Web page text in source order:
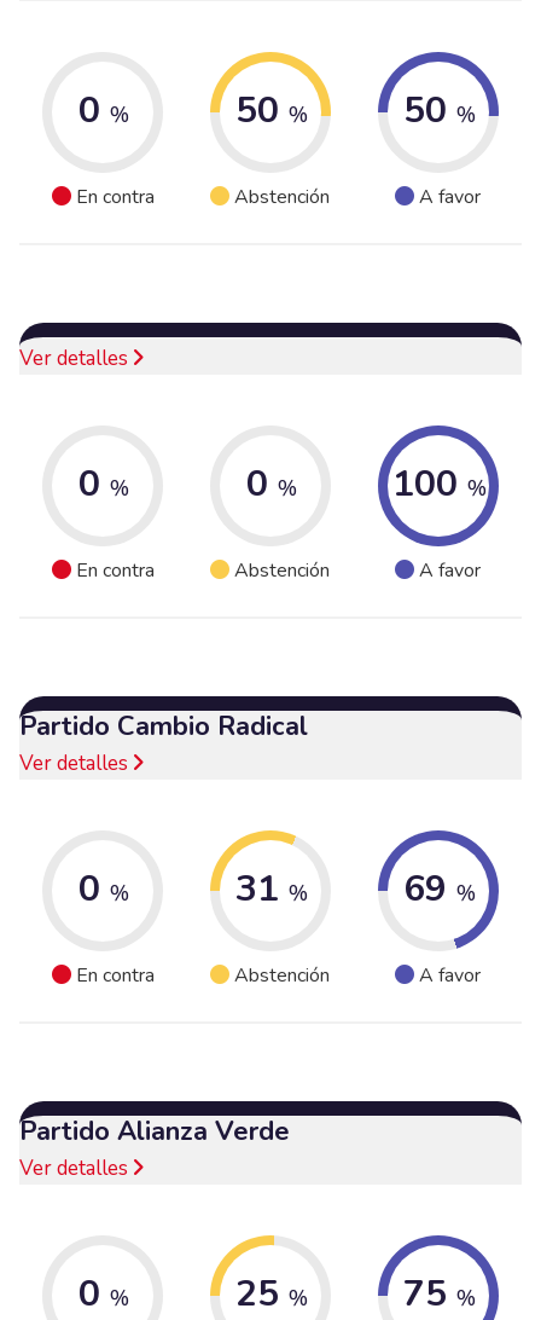
0 %
En contra
50 %
Abstención
50 %
A favor
Ver detalles
0 %
En contra
0 %
Abstención
100 %
A favor
Partido Cambio Radical
Ver detalles
0 %
En contra
31 %
Abstención
69 %
A favor
Partido Alianza Verde
Ver detalles
0 % 25 % 75 %